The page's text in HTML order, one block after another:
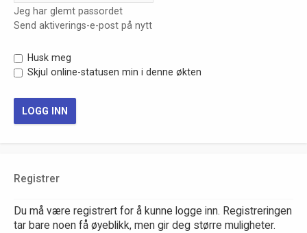
Jeg har glemt passordet
Send aktiverings-e-post på nytt
Husk meg
Skjul online-statusen min i denne økten
Registrer
Du må være registrert for å kunne logge inn. Registreringen
tar bare noen få øyeblikk, men gir deg større muligheter.